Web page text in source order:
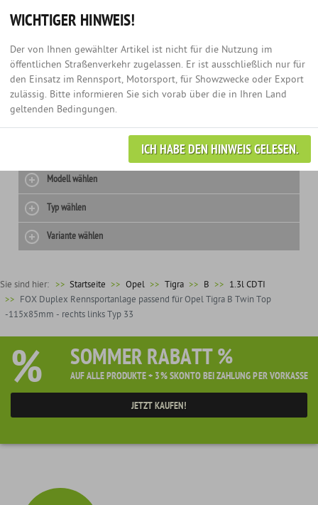
Hotline: +49 (0) 3435 - 979 60 67
Modell wählen
Typ wählen
Variante wählen
Sie sind hier: >> Startseite Opel Tigra B
1.3l CDTI
FOX Duplex Rennsportanlage passend für Opel Tigra B Twin Top
-115x85mm - rechts links Typ 33
% SOMMER RABATT %
AUF ALLE PRODUKTE + 3% SKONTO BEI ZAHLUNG PER VORKASSE
JETZT KAUFEN!
WICHTIGER HINWEIS!
Der von Ihnen gewählter Artikel ist nicht für die Nutzung im
öffentlichen Straßenverkehr zugelassen. Er ist ausschließlich nur für
den Einsatz im Rennsport, Motorsport, für Showzwecke oder Export
zulässig. Bitte informieren Sie sich vorab über die in Ihren Land
geltenden Bedingungen.
ICH HABE DEN HINWEIS GELESEN.